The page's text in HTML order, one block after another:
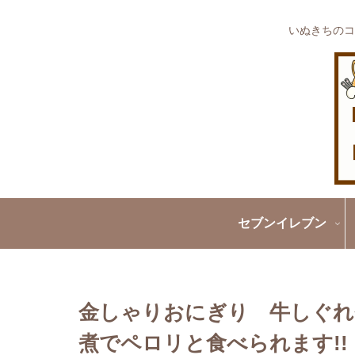
いぬきちの
セブンイレブン
金しゃりおにぎり 牛しぐ
煮でペロリと食べられます!!